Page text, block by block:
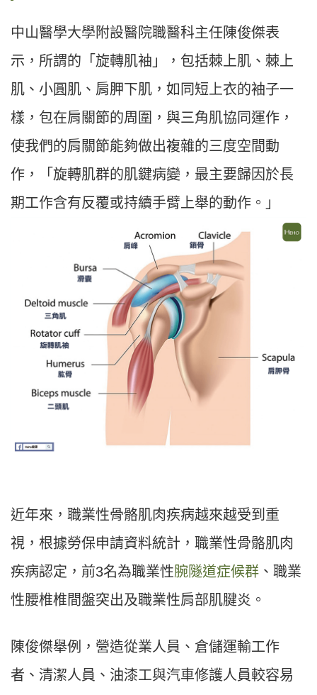
中山醫學大學附設醫院職醫科主任陳俊傑表
示，所謂的「旋轉肌袖」，包括棘上肌、棘上
肌、小圓肌、肩胛下肌，如同短上衣的袖子一
樣，包在肩關節的周圍，與三角肌協同運作，
使我們的肩關節能夠做出複雜的三度空間動
作，「旋轉肌群的肌鍵病變，最主要歸因於長
期工作含有反覆或持續手臂上舉的動作。」
近年來，職業性骨骼肌肉疾病越來越受到重
視，根據勞保申請資料統計，職業性骨骼肌肉
疾病認定，前3名為職業性腕隧道症候群 、職業
性腰椎椎間盤突出及職業性肩部肌腱炎。
陳俊傑舉例，營造從業人員、倉儲運輸工作
者、清潔人員、油漆工與汽車修護人員較容易